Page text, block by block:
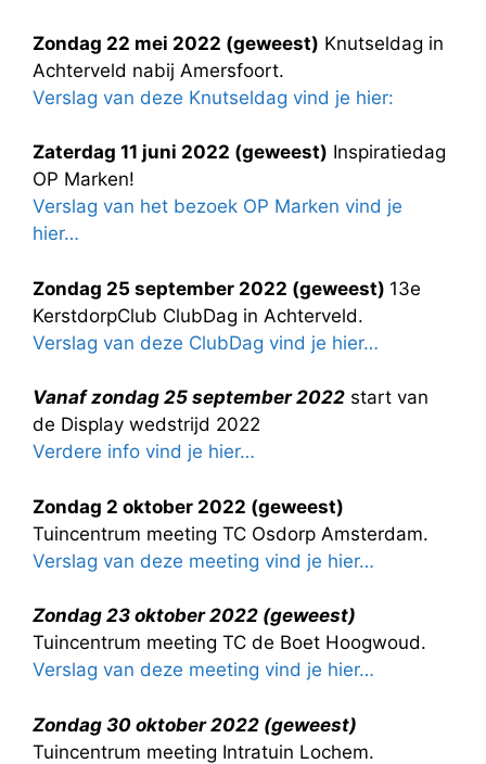
Zondag 22 mei 2022 (geweest) Knutseldag in
Achterveld nabij Amersfoort.
Verslag van deze Knutseldag vind je hier:
Zaterdag 11 juni 2022 (geweest) Inspiratiedag
OP Marken!
Verslag van het bezoek OP Marken vind je
hier…
Zondag 25 september 2022 (geweest) 13e
KerstdorpClub ClubDag in Achterveld.
Verslag van deze ClubDag vind je hier…
Vanaf zondag 25 september 2022 start van
de Display wedstrijd 2022
Verdere info vind je hier…
Zondag 2 oktober 2022 (geweest)
Tuincentrum meeting TC Osdorp Amsterdam.
Verslag van deze meeting vind je hier…
Zondag 23 oktober 2022 (geweest)
Tuincentrum meeting TC de Boet Hoogwoud.
Verslag van deze meeting vind je hier…
Zondag 30 oktober 2022 (geweest)
Tuincentrum meeting Intratuin Lochem.